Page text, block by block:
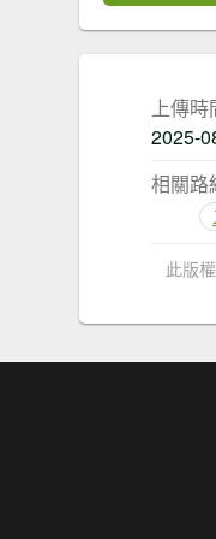
上傳時
2025-
相關路
此版